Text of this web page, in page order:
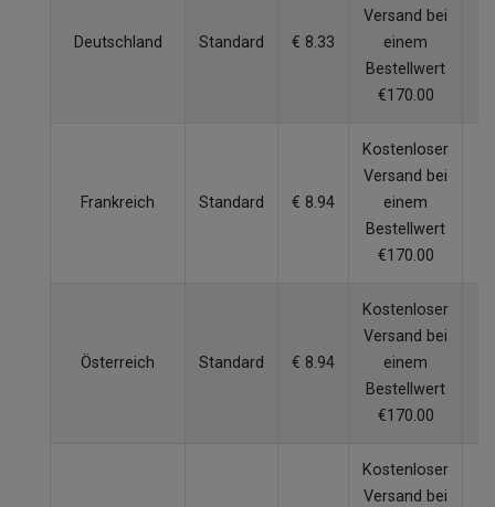
Deutschland Standard € 8.33
Versand bei
einem
Bestellwert
€170.00
Frankreich Standard € 8.94
Kostenloser
Versand bei
einem
Bestellwert
€170.00
Österreich Standard € 8.94
Kostenloser
Versand bei
einem
Bestellwert
€170.00
Kostenloser
Versand bei